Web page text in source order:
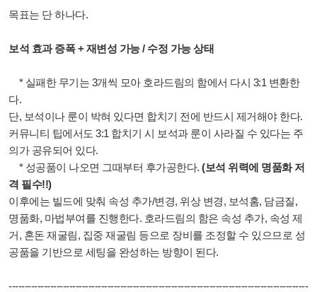
목표는 단 하나다.
보석 효과 증폭 + 재변성 가능 / 수정 가능 상태
* 실패한 무기는 3개씩 모아 호라드림의 함에서 다시 3:1 변환한
다.
단, 보석이나 룬이 박혀 있다면 합치기 전에 반드시 제거해야 한다.
커뮤니티 팁에서도 3:1 합치기 시 보석과 룬이 사라질 수 있다는 주
의가 공유되어 있다.
* 성공품이 나오면 그때부터 후가공한다. (보석 위력에 명품화 저
격 필수!!)
이후에는 빌드에 맞춰 속성 추가/변경, 위상 변경, 보석홈, 담금질,
명품화, 마법부여를 진행한다. 호라드림의 함은 속성 추가, 속성 제
거, 혼돈 재굴림, 집중 재굴림 등으로 장비를 조정할 수 있으므로 성
공품을 기반으로 세팅을 완성하는 방향이 된다.
----------------------------------------------------------------------------------------------